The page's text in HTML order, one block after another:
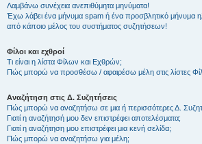
Λαμβάνω συνέχεια ανεπιθύμητα μηνύματα!
Έχω λάβει ένα μήνυμα spam ή ένα προσβλητικό μήνυμα
από κάποιο μέλος του συστήματος συζητήσεων!
Φίλοι και εχθροί
Τι είναι η λίστα Φίλων και Εχθρών;
Πώς μπορώ να προσθέσω / αφαιρέσω μέλη στις λίστες
Αναζήτηση στις Δ. Συζητήσεις
Πώς μπορώ να αναζητήσω σε μια ή περισσότερες Δ.
Γιατί η αναζήτησή μου δεν επιστρέφει αποτελέσματα;
Γιατί η αναζήτηση μου επιστρέφει μια κενή σελίδα;
Πώς μπορώ να αναζητήσω για μέλη;